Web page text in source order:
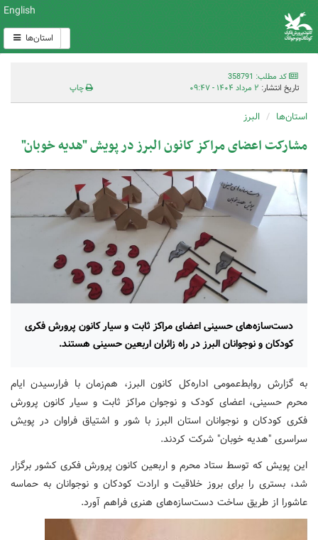
English
استان‌ها
کد مطلب: 358791
تاریخ انتشار: ۲ مرداد ۱۴۰۴ - ۰۹:۴۷ چاپ
استان‌ها البرز
مشارکت اعضای مراکز کانون البرز در پویش "هدیه خوبان"
دست‌سازه‌های حسینی اعضای مراکز ثابت و سیار کانون پرورش فکری
کودکان و نوجوانان البرز در راه زائران اربعین حسینی هستند.
به گزارش روابط‌عمومی اداره‌کل کانون البرز، هم‌زمان با فرارسیدن ایام
محرم حسینی، اعضای کودک و نوجوان مراکز ثابت و سیار کانون پرورش
فکری کودکان و نوجوانان استان البرز با شور و اشتیاق فراوان در پویش
سراسری "هدیه خوبان" شرکت کردند.
این پویش که توسط ستاد محرم و اربعین کانون پرورش فکری کشور برگزار
شد، بستری را برای بروز خلاقیت و ارادت کودکان و نوجوانان به حماسه
عاشورا از طریق ساخت دست‌سازه‌های هنری فراهم آورد.